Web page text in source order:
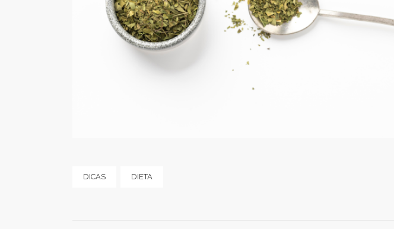
DICAS DIETA